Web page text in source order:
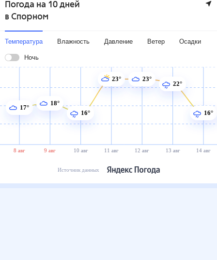
Погода на 10 дней
в Спорном
Температура Влажность Давление Ветер Осадки
Ночь
8 авг 9 авг 10 авг 11 авг 12 авг 13 авг 14 авг
17°
18°
16°
23° 23°
22°
16°
Источник данных